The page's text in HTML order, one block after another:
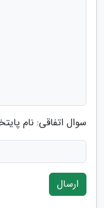
سوال اتفاقی: نام
ارسال